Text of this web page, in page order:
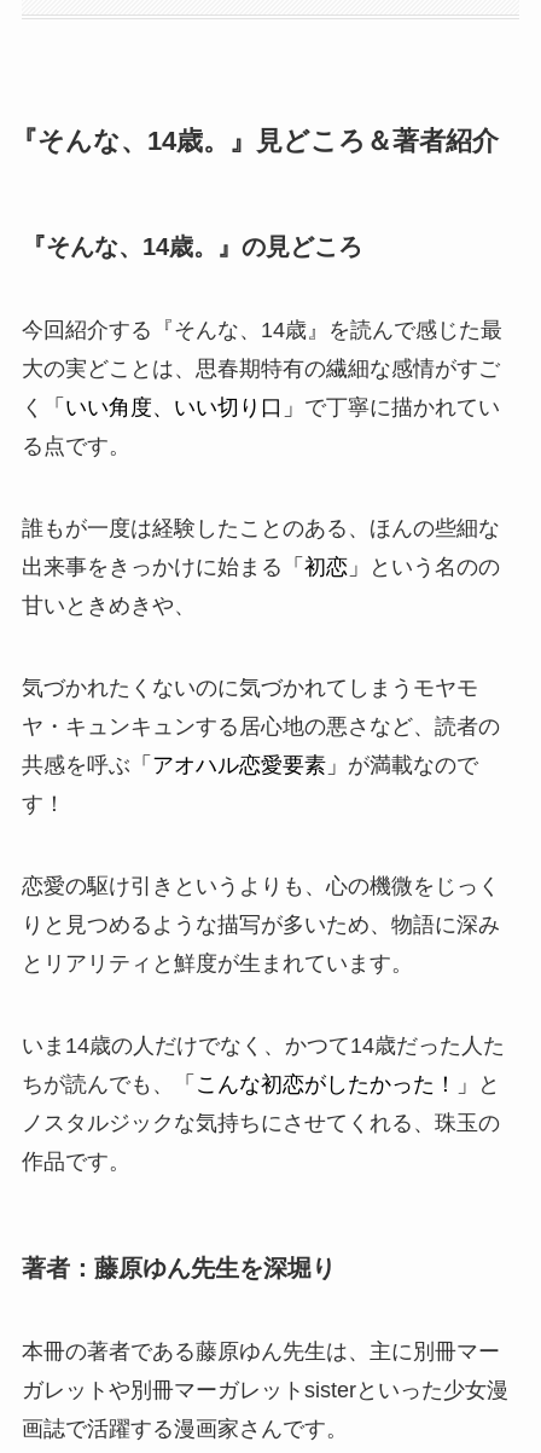
『そんな、14歳。』見どころ＆著者紹介
『そんな、14歳。』の見どころ
今回紹介する『そんな、14歳』を読んで感じた最
大の実どことは、思春期特有の繊細な感情がすご
く
「いい角度、いい切り口」 で丁寧に描かれてい
る点です。
誰もが一度は経験したことのある、ほんの些細な
出来事をきっかけに始まる 「初恋」
という名のの
甘いときめきや、
気づかれたくないのに気づかれてしまうモヤモ
ヤ・キュンキュンする居心地の悪さなど、読者の
共感を呼ぶ 「アオハル恋愛要素」 が満載なので
す！
恋愛の駆け引きというよりも、心の機微をじっく
りと見つめるような描写が多いため、物語に深み
とリアリティと鮮度が生まれています。
いま14歳の人だけでなく、かつて14歳だった人た
ちが読んでも、
「こんな初恋がしたかった！」
と
ノスタルジックな気持ちにさせてくれる、珠玉の
作品です。
著者：藤原ゆん先生を深堀り
本冊の著者である藤原ゆん先生は、主に別冊マー
ガレット や別冊マーガレットsisterといった少女漫
画誌で活躍する漫画家さんです。